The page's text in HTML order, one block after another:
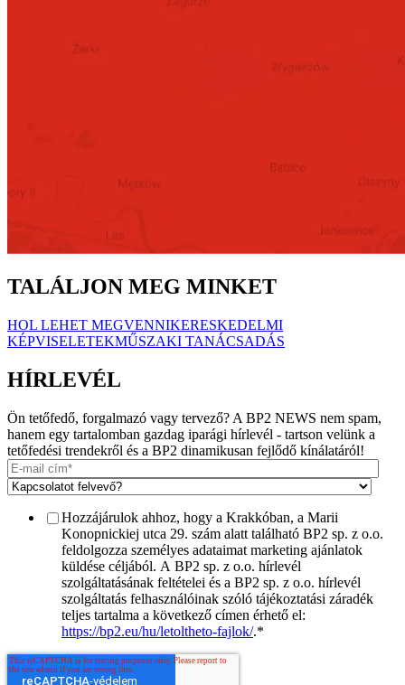
TALÁLJON MEG MINKET
HOL LEHET MEGVENNIKERESKEDELMI
KÉPVISELETEKMŰSZAKI TANÁCSADÁS
HÍRLEVÉL
Ön tetőfedő, forgalmazó vagy tervező? A BP2 NEWS nem spam,
hanem egy tartalomban gazdag iparági hírlevél - tartson velünk a
tetőfedési trendekről és a BP2 dinamikusan fejlődő kínálatáról!
Hozzájárulok ahhoz, hogy a Krakkóban, a Marii
Konopnickiej utca 29. szám alatt található BP2 sp. z o.o.
feldolgozza személyes adataimat marketing ajánlatok
küldése céljából. A BP2 sp. z o.o. hírlevél
szolgáltatásának feltételei és a BP2 sp. z o.o. hírlevél
szolgáltatás felhasználóinak szóló tájékoztatási záradék
teljes tartalma a következő címen érhető el:
https://bp2.eu/hu/letoltheto-fajlok/.*